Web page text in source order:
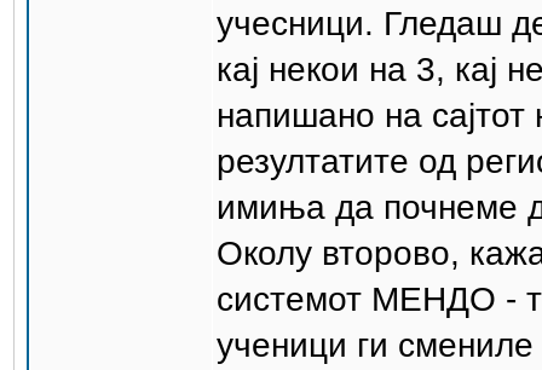
учесници. Гледаш
кај некои на 3, кај
напишано на
резултатите од
имиња да почнеме
Околу второво,
системот МЕНДО -
ученици ги